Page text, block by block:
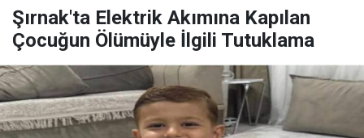
Şırnak'ta Elektrik Akımına Kapılan
Çocuğun Ölümüyle İlgili Tutuklama